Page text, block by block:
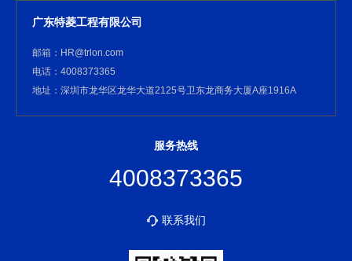
广东特菱工程有限公司
邮箱：HR@trlon.com
电话：4008373365
地址：深圳市龙华区龙华大道2125号卫东龙商务大厦A座1916A
服务热线
4008373365
联系我们